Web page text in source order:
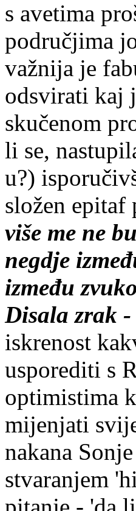
s avetima
područjima
važnija je
odsvirati kaj
skučenom
li se,
u?)
složen epitaf
više me ne
negdje
između
Disala zrak
iskrenost
usporediti s
optimistima
mijenjati
nakana
stvaranjem